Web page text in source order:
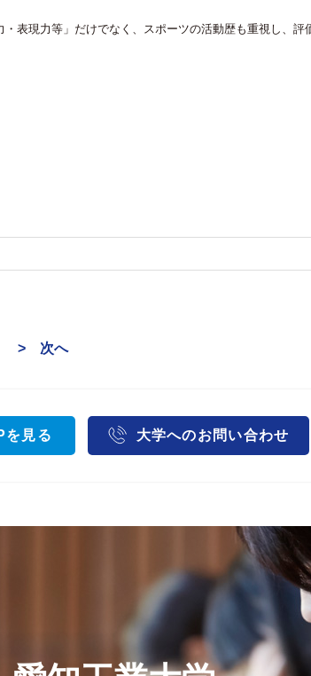
表現力等」だけでなく、スポーツの活動歴も重視し、評
> 次へ
を見る 大学へのお問い合わせ